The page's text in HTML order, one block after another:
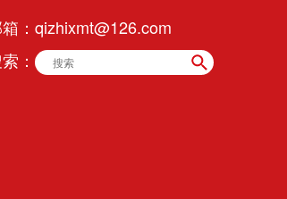
： qizhixmt@126.com
：